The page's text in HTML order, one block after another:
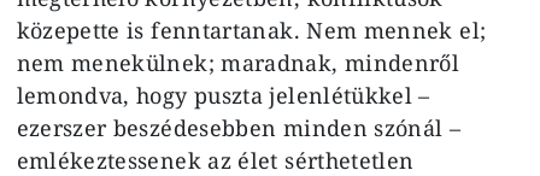
közepette is fenntartanak. Nem mennek el;
nem menekülnek; maradnak, mindenről
lemondva, hogy puszta jelenlétükkel –
ezerszer beszédesebben minden szónál –
emlékeztessenek az élet sérthetetlen